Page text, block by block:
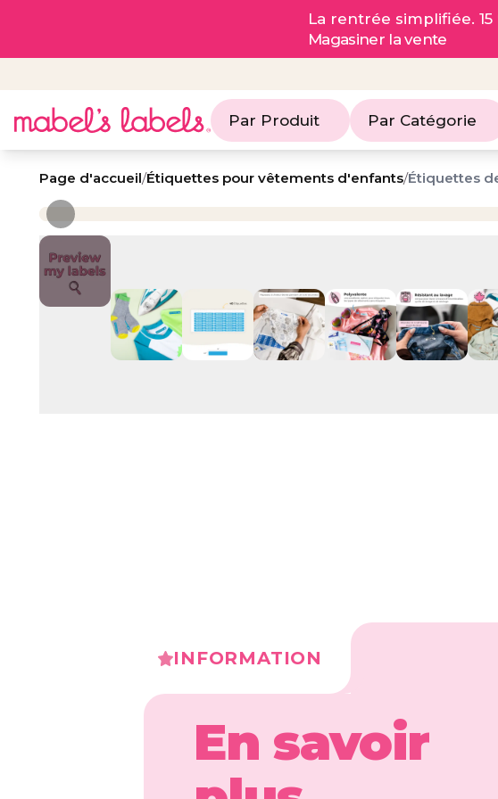
La rentrée simplifiée.
Magasiner la vente
Par Produit Par Catégorie
Page d'accueil/Étiquettes pour vêtements d'enfants/Étiquettes
INFORMATION
En savoir